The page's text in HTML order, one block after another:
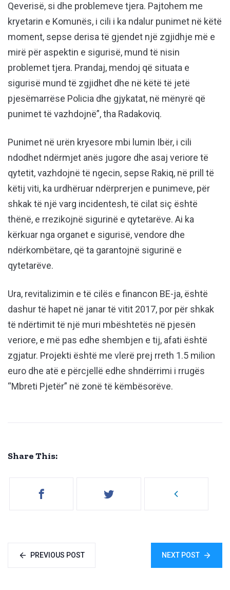
Qeverisë, si dhe problemeve tjera. Pajtohem me
kryetarin e Komunës, i cili i ka ndalur punimet në këtë
moment, sepse derisa të gjendet një zgjidhje më e
mirë për aspektin e sigurisë, mund të nisin
problemet tjera. Prandaj, mendoj që situata e
sigurisë mund të zgjidhet dhe në këtë të jetë
pjesëmarrëse Policia dhe gjykatat, në mënyrë që
punimet të vazhdojnë”, tha Radakoviq.
Punimet në urën kryesore mbi lumin Ibër, i cili
ndodhet ndërmjet anës jugore dhe asaj veriore të
qytetit, vazhdojnë të ngecin, sepse Rakiq, në prill të
këtij viti, ka urdhëruar ndërprerjen e punimeve, për
shkak të një varg incidentesh, të cilat siç është
thënë, e rrezikojnë sigurinë e qytetarëve. Ai ka
kërkuar nga organet e sigurisë, vendore dhe
ndërkombëtare, që ta garantojnë sigurinë e
qytetarëve.
Ura, revitalizimin e të cilës e financon BE-ja, është
dashur të hapet në janar të vitit 2017, por për shkak
të ndërtimit të një muri mbështetës në pjesën
veriore, e më pas edhe shembjen e tij, afati është
zgjatur. Projekti është me vlerë prej rreth 1.5 milion
euro dhe atë e përcjellë edhe shndërrimi i rrugës
“Mbreti Pjetër” në zonë të këmbësorëve.
Share This:
PREVIOUS POST NEXT POST